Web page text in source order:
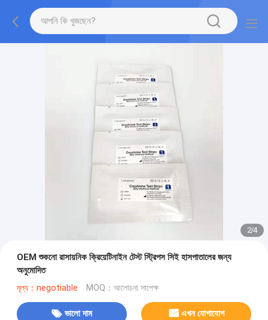
2/4
OEM শুকনো রাসায়নিক ক্রিয়েটিনাইন টেস্ট স্ট্রিপস সিই হাসপাতালের জন্য
অনুমোদিত
মূল্য：negotiable MOQ：আলোচনা সাপেক্ষ
ভালো দাম এখন যোগাযোগ